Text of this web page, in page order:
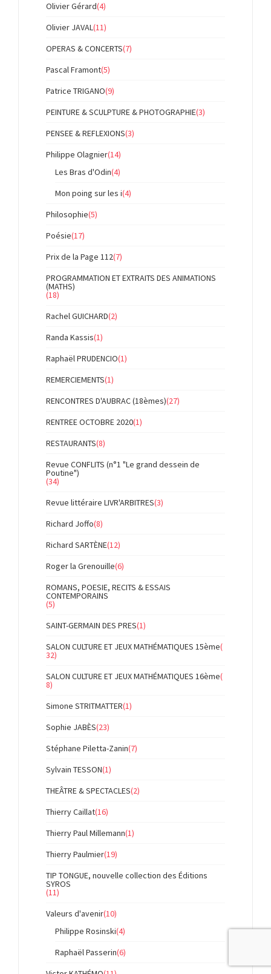
Olivier Gérard(4)
Olivier JAVAL(11)
OPERAS & CONCERTS(7)
Pascal Framont(5)
Patrice TRIGANO(9)
PEINTURE & SCULPTURE & PHOTOGRAPHIE(3)
PENSEE & REFLEXIONS(3)
Philippe Olagnier(14)
Les Bras d'Odin(4)
Mon poing sur les i(4)
Philosophie(5)
Poésie(17)
Prix de la Page 112(7)
PROGRAMMATION ET EXTRAITS DES ANIMATIONS
(MATHS)
(18)
Rachel GUICHARD(2)
Randa Kassis(1)
Raphaël PRUDENCIO(1)
REMERCIEMENTS(1)
RENCONTRES D'AUBRAC (18èmes)(27)
RENTREE OCTOBRE 2020(1)
RESTAURANTS(8)
Revue CONFLITS (n°1 "Le grand dessein de
Poutine")
(34)
Revue littéraire LIVR'ARBITRES(3)
Richard Joffo(8)
Richard SARTÈNE(12)
Roger la Grenouille(6)
ROMANS, POESIE, RECITS & ESSAIS
CONTEMPORAINS
(5)
SAINT-GERMAIN DES PRES(1)
SALON CULTURE ET JEUX MATHÉMATIQUES 15ème(
32)
SALON CULTURE ET JEUX MATHÉMATIQUES 16ème(
8)
Simone STRITMATTER(1)
Sophie JABÈS(23)
Stéphane Piletta-Zanin(7)
Sylvain TESSON(1)
THEÂTRE & SPECTACLES(2)
Thierry Caillat(16)
Thierry Paul Millemann(1)
Thierry Paulmier(19)
TIP TONGUE, nouvelle collection des Éditions
SYROS
(11)
Valeurs d'avenir(10)
Philippe Rosinski(4)
Raphaël Passerin(6)